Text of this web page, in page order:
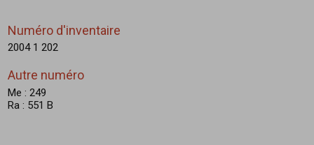
Numéro d'inventaire
2004 1 202
Autre numéro
Me : 249
Ra : 551 B